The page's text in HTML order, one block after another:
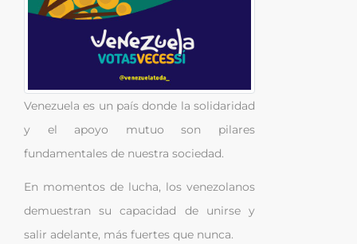
Venezuela es un país donde la solidaridad
y el apoyo mutuo son pilares
fundamentales de nuestra sociedad.
En momentos de lucha, los venezolanos
demuestran su capacidad de unirse y
salir adelante, más fuertes que nunca.